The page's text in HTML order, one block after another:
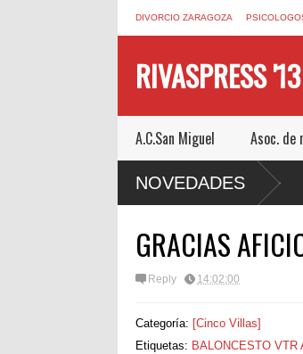
DIVORCIO ZARAGOZA
RIVASPRESS '13
A.C.San Miguel Asoc. de
NOVEDADES
Reply 14:02:00
Categoría: [Cinco Villas]
Etiquetas: BALONCESTO VTR